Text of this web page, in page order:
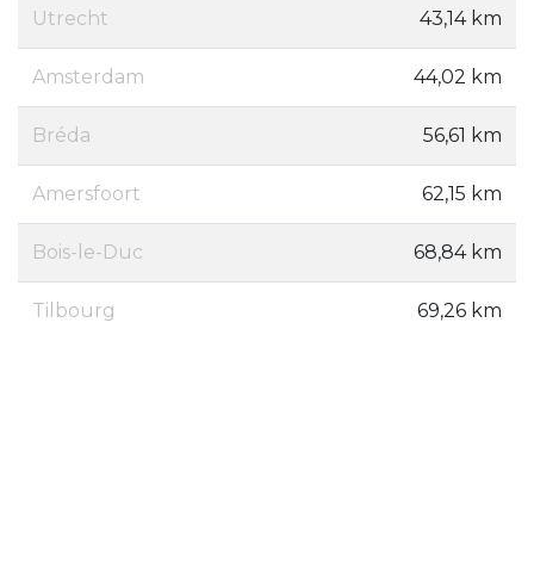
Utrecht 43,14 km
Amsterdam 44,02 km
Bréda 56,61 km
Amersfoort 62,15 km
Bois-le-Duc 68,84 km
Tilbourg 69,26 km